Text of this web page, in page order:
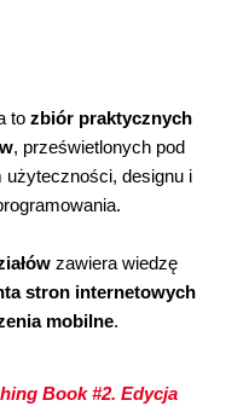
to zbiór praktycznych
, prześwietlonych pod
użyteczności, designu i
zawiera wiedzę
stron internetowych
mobilne.
Book #2. Edycja